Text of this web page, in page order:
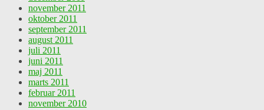
november 2011
oktober 2011
september 2011
august 2011
juli 2011
juni 2011
maj 2011
marts 2011
februar 2011
november 2010